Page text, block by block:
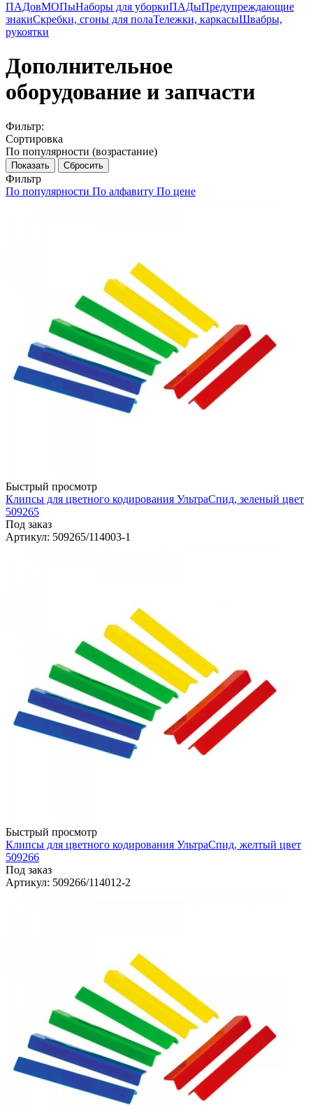
ПАДовМОПыНаборы для уборкиПАДыПредупреждающие
знакиСкребки, сгоны для полаТележки, каркасыШвабры,
рукоятки
Дополнительное
оборудование и запчасти
Фильтр:
Сортировка
По популярности (возрастание)
Показать Сбросить
Фильтр
По популярности По алфавиту По цене
Быстрый просмотр
Клипсы для цветного кодирования УльтраСпид, зеленый цвет
509265
Под заказ
Артикул: 509265/114003-1
Быстрый просмотр
Клипсы для цветного кодирования УльтраСпид, желтый цвет
509266
Под заказ
Артикул: 509266/114012-2